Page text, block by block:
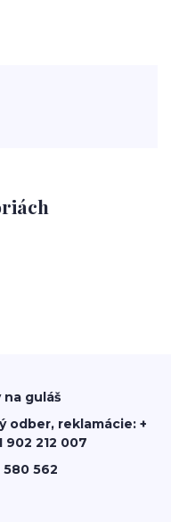
na guláš
odber, reklamácie: +
902 212 007
580 562